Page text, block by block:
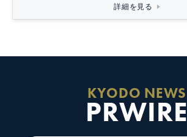
詳細を見る
KYODO NEWS
PRWIRE